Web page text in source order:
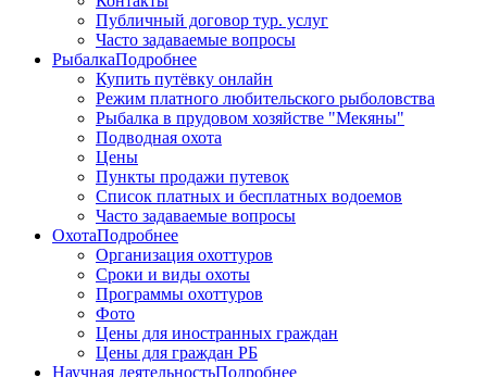
Публичный договор тур. услуг
Часто задаваемые вопросы
РыбалкаПодробнее
Купить путёвку онлайн
Режим платного любительского рыболовства
Рыбалка в прудовом хозяйстве "Мекяны"
Подводная охота
Цены
Пункты продажи путевок
Список платных и бесплатных водоемов
Часто задаваемые вопросы
ОхотаПодробнее
Организация охоттуров
Сроки и виды охоты
Программы охоттуров
Фото
Цены для иностранных граждан
Цены для граждан РБ
Научная деятельностьПодробнее